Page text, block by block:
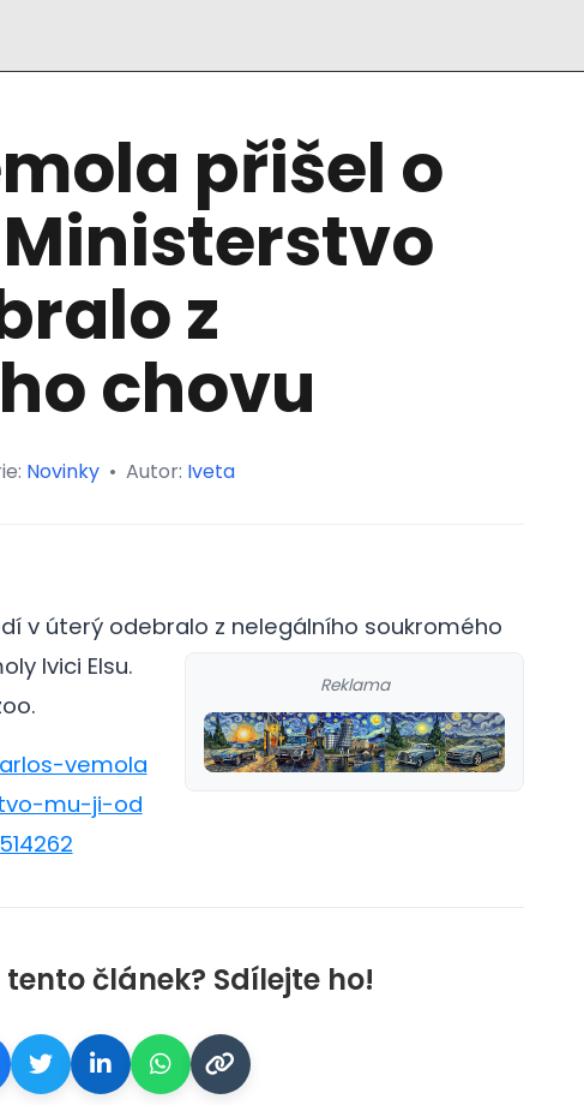
přišel o
z
chovu
Novinky • Autor: Iveta
v úterý odebralo z nelegálního soukromého
lvici Elsu.
Reklama
vemola
mu-ji-od
článek? Sdílejte ho!